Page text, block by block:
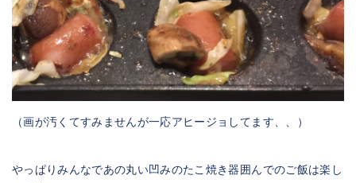
（画が汚くてすみませんが一応アヒージョしてます、、）
やっぱりみんなであの丸い凹みのたこ焼き器囲んでのご飯は楽し